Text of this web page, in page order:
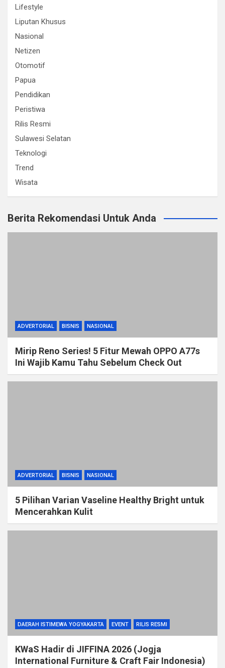
Lifestyle
Liputan Khusus
Nasional
Netizen
Otomotif
Papua
Pendidikan
Peristiwa
Rilis Resmi
Sulawesi Selatan
Teknologi
Trend
Wisata
Berita Rekomendasi Untuk Anda
ADVERTORIAL BISNIS NASIONAL
Mirip Reno Series! 5 Fitur Mewah OPPO A77s
Ini Wajib Kamu Tahu Sebelum Check Out
ADVERTORIAL BISNIS NASIONAL
5 Pilihan Varian Vaseline Healthy Bright untuk
Mencerahkan Kulit
DAERAH ISTIMEWA YOGYAKARTA EVENT RILIS RESMI
KWaS Hadir di JIFFINA 2026 (Jogja
International Furniture & Craft Fair Indonesia)